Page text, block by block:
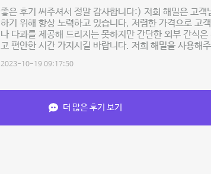
좋은 후기 써주셔서 정말 감사합니다:) 저희 해밀은 고객
하기 위해 항상 노력하고 있습니다. 저렴한 가격으로 고
나 다과를 제공해 드리지는 못하지만 간단한 외부 간식
고 편안한 시간 가지시길 바랍니다. 저희 해밀을 사용해
2023-10-19 09:17:50
더 많은 후기 보기